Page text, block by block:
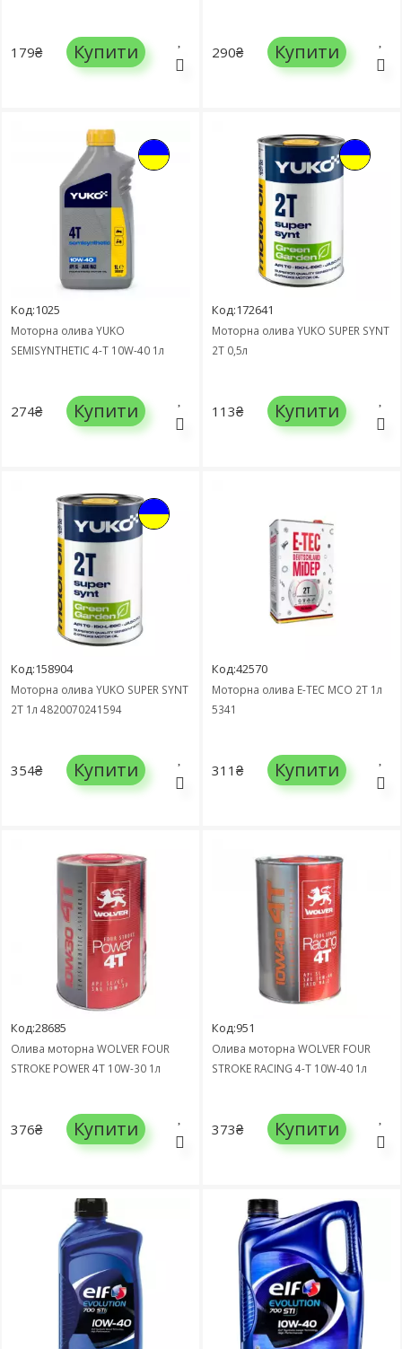
179₴ Купити 290₴ Купити
Код:1025
Моторна олива YUKO
SEMISYNTHETIC 4-T 10W-40 1л
274₴ Купити
Код:172641
Моторна олива YUKO SUPER SYNT
2T 0,5л
113₴ Купити
Код:158904
Моторна олива YUKO SUPER SYNT
2T 1л 4820070241594
354₴ Купити
Код:42570
Моторна олива Е-ТЕС MCO 2T 1л
5341
311₴ Купити
Код:28685
Олива моторна WOLVER FOUR
STROKE POWER 4T 10W-30 1л
376₴ Купити
Код:951
Олива моторна WOLVER FOUR
STROKE RACING 4-T 10W-40 1л
373₴ Купити